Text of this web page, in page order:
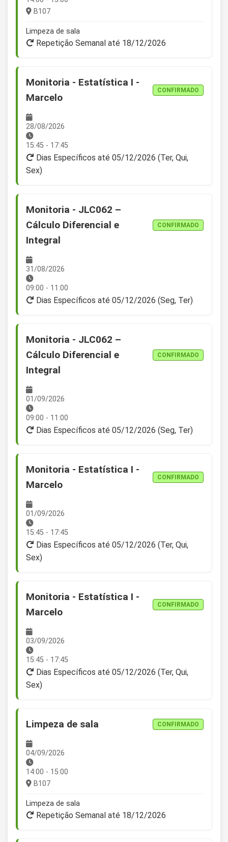
B107
Limpeza de sala
Repetição Semanal até 18/12/2026
Monitoria - Estatística I -
Marcelo
CONFIRMADO
28/08/2026
15:45 - 17:45
Dias Específicos até 05/12/2026 (Ter, Qui,
Sex)
Monitoria - JLC062 –
Cálculo Diferencial e
Integral
CONFIRMADO
31/08/2026
09:00 - 11:00
Dias Específicos até 05/12/2026 (Seg, Ter)
Monitoria - JLC062 –
Cálculo Diferencial e
Integral
CONFIRMADO
01/09/2026
09:00 - 11:00
Dias Específicos até 05/12/2026 (Seg, Ter)
Monitoria - Estatística I -
Marcelo
CONFIRMADO
01/09/2026
15:45 - 17:45
Dias Específicos até 05/12/2026 (Ter, Qui,
Sex)
Monitoria - Estatística I -
Marcelo
CONFIRMADO
03/09/2026
15:45 - 17:45
Dias Específicos até 05/12/2026 (Ter, Qui,
Sex)
Limpeza de sala CONFIRMADO
04/09/2026
14:00 - 15:00
B107
Limpeza de sala
Repetição Semanal até 18/12/2026